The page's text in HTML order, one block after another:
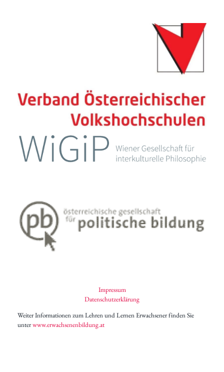
Impressum
Datenschutzerklärung
Weiter Informationen zum Lehren und Lernen Erwachsener finden Sie
unterwww.erwachsenenbildung.at